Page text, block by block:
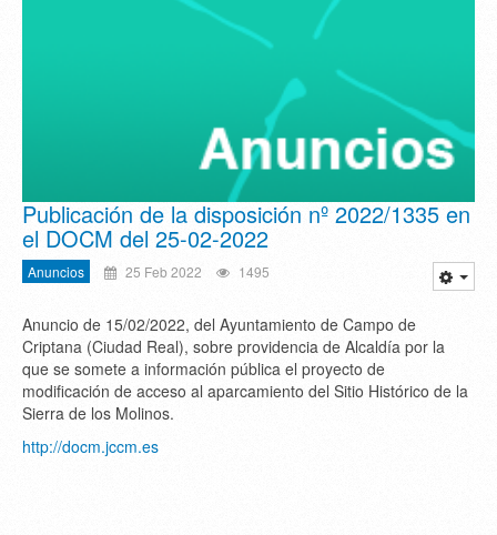
Publicación de la disposición nº 2022/1335 en
el DOCM del 25-02-2022
Anuncios 25 Feb 2022 1495
Anuncio de 15/02/2022, del Ayuntamiento de Campo de
Criptana (Ciudad Real), sobre providencia de Alcaldía por la
que se somete a información pública el proyecto de
modificación de acceso al aparcamiento del Sitio Histórico de la
Sierra de los Molinos.
http://docm.jccm.es